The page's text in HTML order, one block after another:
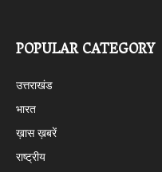
POPULAR CATEGORY
उत्तराखंड
भारत
ख़ास ख़बरें
राष्ट्रीय